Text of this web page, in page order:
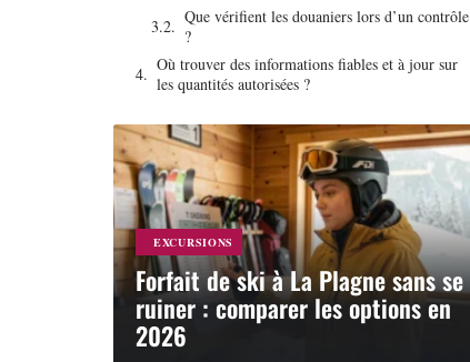
Que vérifient les douaniers lors d’un contrôle
?
Où trouver des informations fiables et à jour sur
les quantités autorisées ?
EXCURSIONS
Forfait de ski à La Plagne sans se
ruiner : comparer les options en
2026